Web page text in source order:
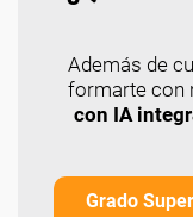
Además de
formarte con
con IA
Grado